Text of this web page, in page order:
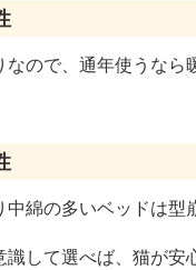
なので、通年使うなら
中綿の多いベッドは型
識して選べば、猫が安